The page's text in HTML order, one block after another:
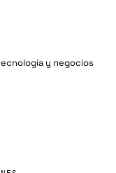
y negocios